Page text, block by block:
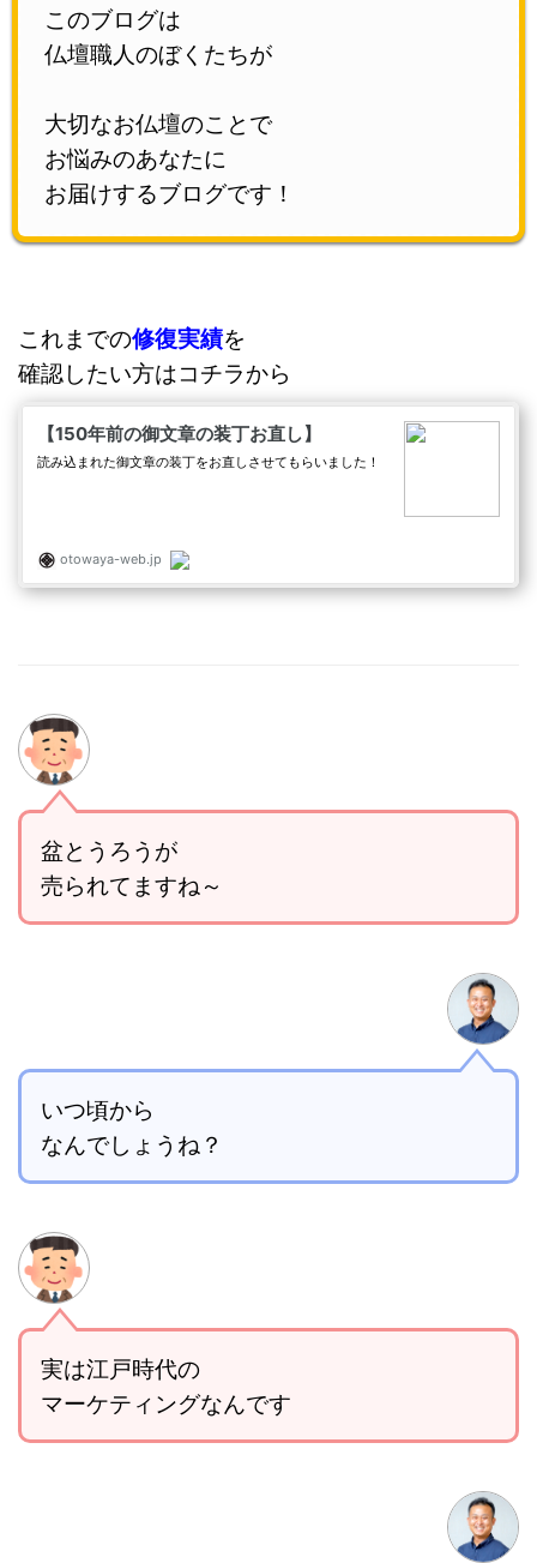
このブログは
仏壇職人のぼくたちが
大切なお仏壇のことで
お悩みのあなたに
お届けするブログです！
これまでの修復実績を
確認したい方はコチラから
盆とうろうが
売られてますね～
いつ頃から
なんでしょうね？
実は江戸時代の
マーケティングなんです